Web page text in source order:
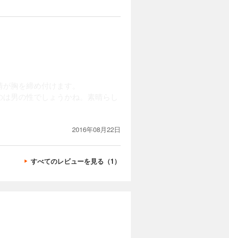
2016年08月22日
すべてのレビューを見る（1）